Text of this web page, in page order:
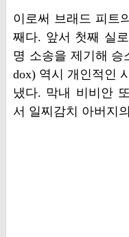
이로써 브래드 피트
째다. 앞서 첫째 실
명 소송을 제기해 승
dox) 역시 개인적인
냈다. 막내 비비안
서 일찌감치 아버지